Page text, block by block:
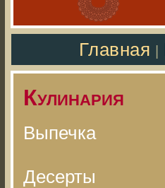
Главная
Кулинария
Выпечка
Десерты